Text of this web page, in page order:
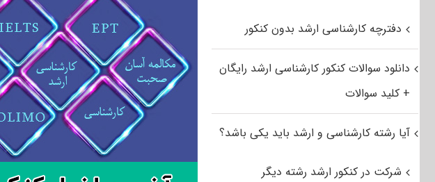
دفترچه کارشناسی ارشد بدون کنکور
دانلود سوالات کنکور کارشناسی ارشد رایگان
+ کلید سوالات
آیا رشته کارشناسی و ارشد باید یکی باشد؟
شرکت در کنکور ارشد رشته دیگر